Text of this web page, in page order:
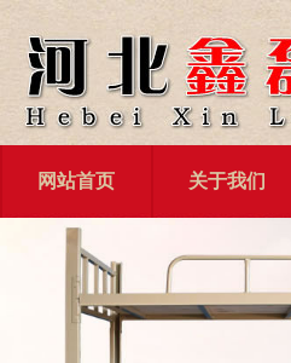
网站首页 关于我们